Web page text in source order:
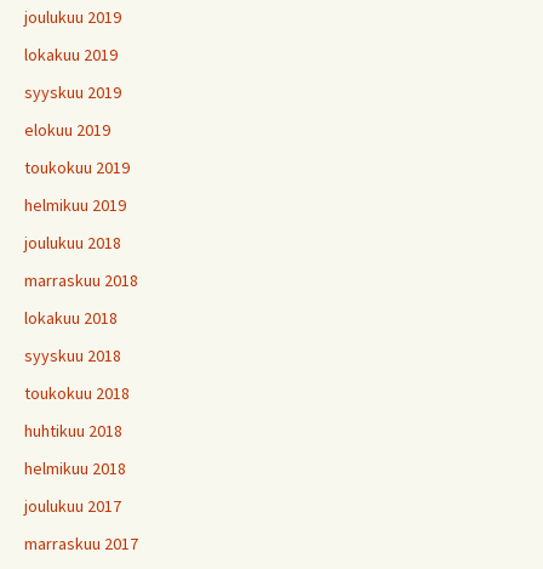
joulukuu 2019
lokakuu 2019
syyskuu 2019
elokuu 2019
toukokuu 2019
helmikuu 2019
joulukuu 2018
marraskuu 2018
lokakuu 2018
syyskuu 2018
toukokuu 2018
huhtikuu 2018
helmikuu 2018
joulukuu 2017
marraskuu 2017